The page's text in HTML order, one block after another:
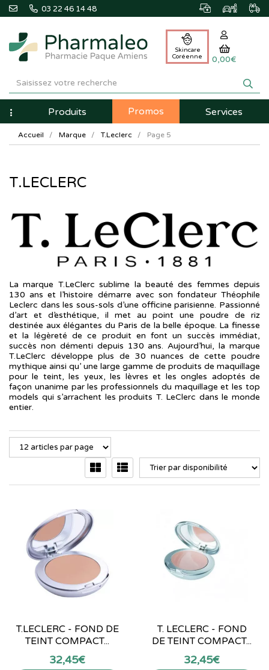
03 22 46 14 48
Pharmaleo
Pharmacie
Paque
Amiens
Skincare
Coréenne
0,00€
NavigationProduits Promos Services
Accueil Marque T.Leclerc Page 5
T.LECLERC
La marque T.LeClerc sublime la beauté des femmes depuis
130 ans et l’histoire démarre avec son fondateur Théophile
Leclerc dans les sous-sols d’une officine parisienne. Passionné
d’art et d’esthétique, il met au point une poudre de riz
destinée aux élégantes du Paris de la belle époque. La finesse
et la légèreté de ce produit en font un succès immédiat,
succès non démenti depuis 130 ans. Aujourd’hui, la marque
T.LeClerc développe plus de 30 nuances de cette poudre
mythique ainsi qu’ une large gamme de produits de maquillage
pour le teint, les yeux, les lèvres et les ongles adoptés de
façon unanime par les professionnels du maquillage et les top
models qui s’arrachent les produits T. LeClerc dans le monde
entier.
T.LECLERC - FOND DE
TEINT COMPACT...
32,45€
T. LECLERC - FOND
DE TEINT COMPACT...
32,45€